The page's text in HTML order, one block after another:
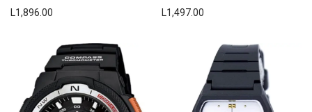
L1,896.00 L1,497.00